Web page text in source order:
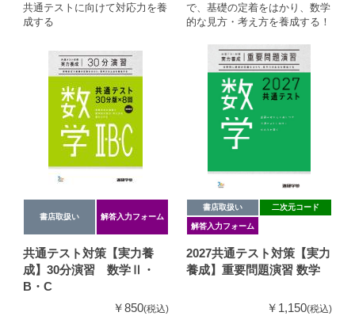
共通テストに向けて対応力を養
成する
で、基礎の定着をはかり、数学
的な見方・考え方を養成する！
書店取扱い 解答入力フォーム
共通テスト対策【実力養
成】30分演習 数学Ⅱ・
B・C
￥850(税込)
書店取扱い 二次元コード
解答入力フォーム
2027共通テスト対策【実力
養成】重要問題演習 数学
￥1,150(税込)